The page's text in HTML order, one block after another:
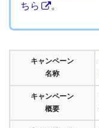
ちら
。
キャンペーン
名称
キャンペーン
概要